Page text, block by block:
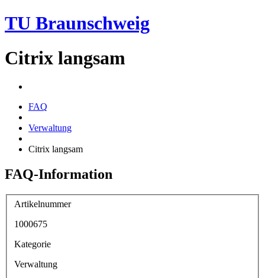
TU Braunschweig
Citrix langsam
FAQ
Verwaltung
Citrix langsam
FAQ-Information
Artikelnummer
1000675
Kategorie
Verwaltung